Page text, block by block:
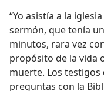
“Yo asistía a la
sermón, que tenía
minutos, rara vez
propósito de la vida
muerte. Los testigos
preguntas con la